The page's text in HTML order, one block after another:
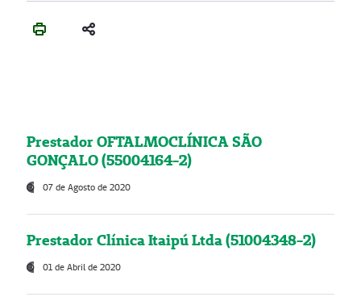
Prestador OFTALMOCLÍNICA SÃO
GONÇALO (55004164-2)
07 de Agosto de 2020
Prestador Clínica Itaipú Ltda (51004348-2)
01 de Abril de 2020